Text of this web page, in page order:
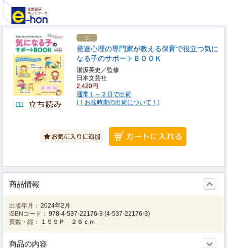
発達心理の専門家が教える保育で役立つ気に
なる子のサポートＢＯＯＫ
湯汲英史／監修
日本文芸社
2,420円
通常１～２日で出荷
(！お盆時期の出荷について！)
商品情報
出版年月： 2024年2月
ISBNコード： 978-4-537-22176-3 (4-537-22176-3)
頁数・縦：
１５９Ｐ ２６ｃｍ
商品の内容